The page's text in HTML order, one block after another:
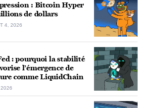
: Bitcoin Hyper
de dollars
4, 2026
: pourquoi la stabilité
l’émergence de
comme LiquidChain